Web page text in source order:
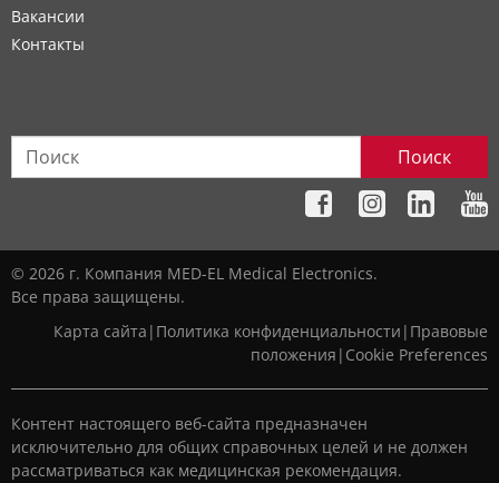
Вакансии
Контакты
Поиск
© 2026 г. Компания MED-EL Medical Electronics.
Все права защищены.
Карта сайта | Политика конфиденциальности | Правовые
положения | Cookie Preferences
Контент настоящего веб-сайта предназначен
исключительно для общих справочных целей и не должен
рассматриваться как медицинская рекомендация.